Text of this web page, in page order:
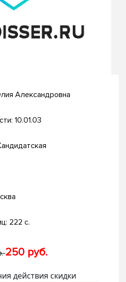
Александровна
10.01.03
222 с.
250 руб.
действия скидки